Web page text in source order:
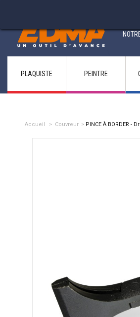
PLAQUISTE PEINTRE
Accueil > Couvreur > PINCE À BORDER -